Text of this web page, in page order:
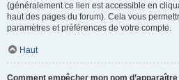
(généralement ce lien est accessible en
haut des pages du forum). Cela vous
paramètres et préférences de votre compte.
Haut
Comment empêcher mon nom